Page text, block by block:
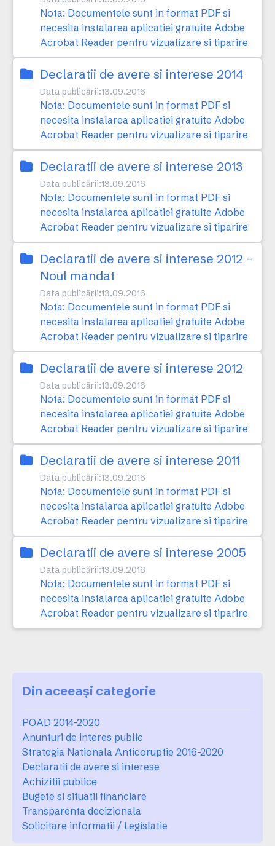
Nota: Documentele sunt in format PDF si
necesita instalarea aplicatiei gratuite Adobe
Acrobat Reader pentru vizualizare si tiparire
Declaratii de avere si interese 2014
Data publicării:13.09.2016
Nota: Documentele sunt in format PDF si
necesita instalarea aplicatiei gratuite Adobe
Acrobat Reader pentru vizualizare si tiparire
Declaratii de avere si interese 2013
Data publicării:13.09.2016
Nota: Documentele sunt in format PDF si
necesita instalarea aplicatiei gratuite Adobe
Acrobat Reader pentru vizualizare si tiparire
Declaratii de avere si interese 2012 -
Noul mandat
Data publicării:13.09.2016
Nota: Documentele sunt in format PDF si
necesita instalarea aplicatiei gratuite Adobe
Acrobat Reader pentru vizualizare si tiparire
Declaratii de avere si interese 2012
Data publicării:13.09.2016
Nota: Documentele sunt in format PDF si
necesita instalarea aplicatiei gratuite Adobe
Acrobat Reader pentru vizualizare si tiparire
Declaratii de avere si interese 2011
Data publicării:13.09.2016
Nota: Documentele sunt in format PDF si
necesita instalarea aplicatiei gratuite Adobe
Acrobat Reader pentru vizualizare si tiparire
Declaratii de avere si interese 2005
Data publicării:13.09.2016
Nota: Documentele sunt in format PDF si
necesita instalarea aplicatiei gratuite Adobe
Acrobat Reader pentru vizualizare si tiparire
Din aceeași categorie
POAD 2014-2020
Anunturi de interes public
Strategia Nationala Anticoruptie 2016-2020
Declaratii de avere si interese
Achizitii publice
Bugete si situatii financiare
Transparenta decizionala
Solicitare informatii / Legislatie